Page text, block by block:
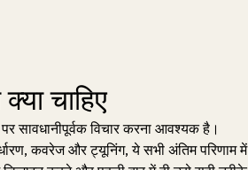
चाहिए
सावधानीपूर्वक विचार करना आवश्यक है।
कवरेज और ट्यूनिंग, ये सभी अंतिम परिणाम में